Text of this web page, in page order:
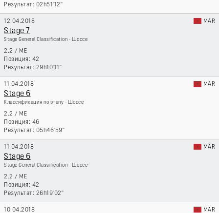
02h51'12''
12.04.2018 MAR
Stage 7
Stage General Classification - Шоссе
2.2 / ME
42
29h10'11''
11.04.2018 MAR
Stage 6
Классификация по этапу - Шоссе
2.2 / ME
46
05h46'59''
11.04.2018 MAR
Stage 6
Stage General Classification - Шоссе
2.2 / ME
42
26h19'02''
10.04.2018 MAR